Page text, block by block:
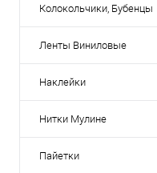
Колокольчики, Бубенцы
Ленты Виниловые
Наклейки
Нитки Mулине
Пайетки